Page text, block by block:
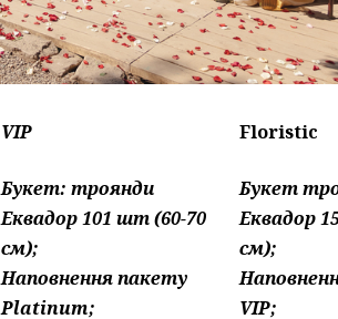
VIP
Букет: троянди
Еквадор 101 шт (60-70
см);
Наповнення пакету
Platinum;
Floristic
Букет
Еквадор
см);
VIP;